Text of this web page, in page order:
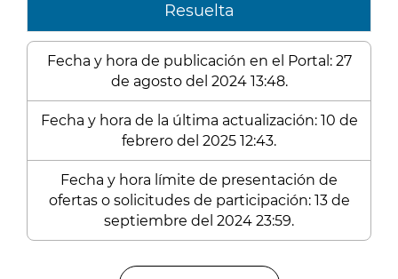
Resuelta
Fecha y hora de publicación en el Portal: 27
de agosto del 2024 13:48.
Fecha y hora de la última actualización: 10 de
febrero del 2025 12:43.
Fecha y hora límite de presentación de
ofertas o solicitudes de participación: 13 de
septiembre del 2024 23:59.